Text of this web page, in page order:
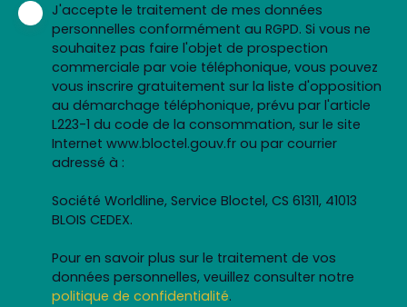
J'accepte le traitement de mes données
personnelles conformément au RGPD. Si vous ne
souhaitez pas faire l'objet de prospection
commerciale par voie téléphonique, vous pouvez
vous inscrire gratuitement sur la liste d'opposition
au démarchage téléphonique, prévu par l'article
L223-1 du code de la consommation, sur le site
Internet www.bloctel.gouv.fr ou par courrier
adressé à :
Société Worldline, Service Bloctel, CS 61311, 41013
BLOIS CEDEX.
Pour en savoir plus sur le traitement de vos
données personnelles, veuillez consulter notre
politique de confidentialité.